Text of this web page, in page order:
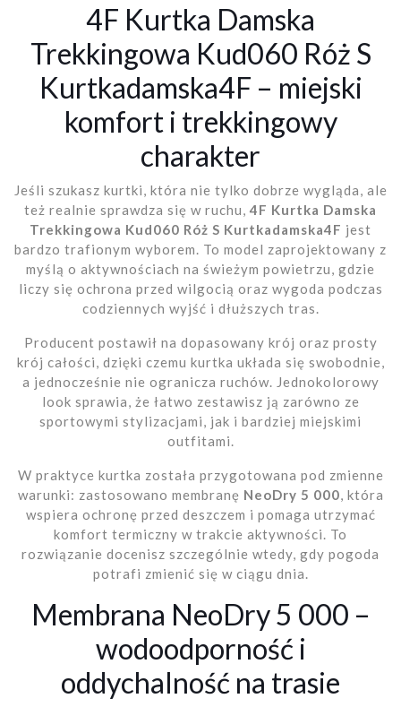
4F Kurtka Damska
Trekkingowa Kud060 Róż S
Kurtkadamska4F – miejski
komfort i trekkingowy
charakter
Jeśli szukasz kurtki, która nie tylko dobrze wygląda, ale
też realnie sprawdza się w ruchu, 4F Kurtka Damska
Trekkingowa Kud060 Róż S Kurtkadamska4F jest
bardzo trafionym wyborem. To model zaprojektowany z
myślą o aktywnościach na świeżym powietrzu, gdzie
liczy się ochrona przed wilgocią oraz wygoda podczas
codziennych wyjść i dłuższych tras.
Producent postawił na dopasowany krój oraz prosty
krój całości, dzięki czemu kurtka układa się swobodnie,
a jednocześnie nie ogranicza ruchów. Jednokolorowy
look sprawia, że łatwo zestawisz ją zarówno ze
sportowymi stylizacjami, jak i bardziej miejskimi
outfitami.
W praktyce kurtka została przygotowana pod zmienne
warunki: zastosowano membranę NeoDry 5 000 , która
wspiera ochronę przed deszczem i pomaga utrzymać
komfort termiczny w trakcie aktywności. To
rozwiązanie docenisz szczególnie wtedy, gdy pogoda
potrafi zmienić się w ciągu dnia.
Membrana NeoDry 5 000 –
wodoodporność i
oddychalność na trasie